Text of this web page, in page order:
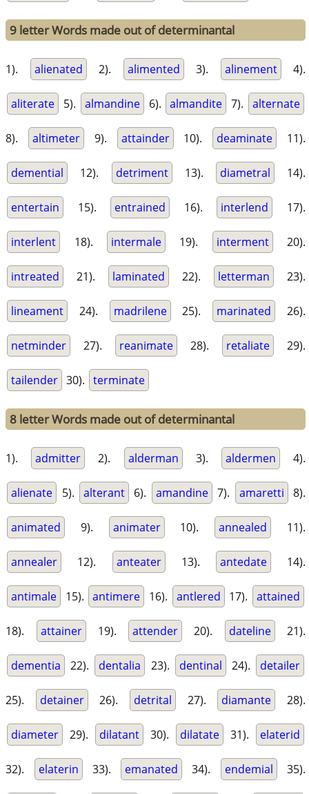
9 letter Words made out of determinantal
1). alienated 2). alimented 3). alinement 4).
aliterate 5). almandine 6). almandite 7). alternate
8). altimeter 9). attainder 10). deaminate 11).
demential 12). detriment 13). diametral 14).
entertain 15). entrained 16). interlend 17).
interlent 18). intermale 19). interment 20).
intreated 21). laminated 22). letterman 23).
lineament 24). madrilene 25). marinated 26).
netminder 27). reanimate 28). retaliate 29).
tailender 30). terminate
8 letter Words made out of determinantal
1). admitter 2). alderman 3). aldermen 4).
alienate 5). alterant 6). amandine 7). amaretti 8).
animated 9). animater 10). annealed 11).
annealer 12). anteater 13). antedate 14).
antimale 15). antimere 16). antlered 17). attained
18). attainer 19). attender 20). dateline 21).
dementia 22). dentalia 23). dentinal 24). detailer
25). detainer 26). detrital 27). diamante 28).
diameter 29). dilatant 30). dilatate 31). elaterid
32). elaterin 33). emanated 34). endemial 35).